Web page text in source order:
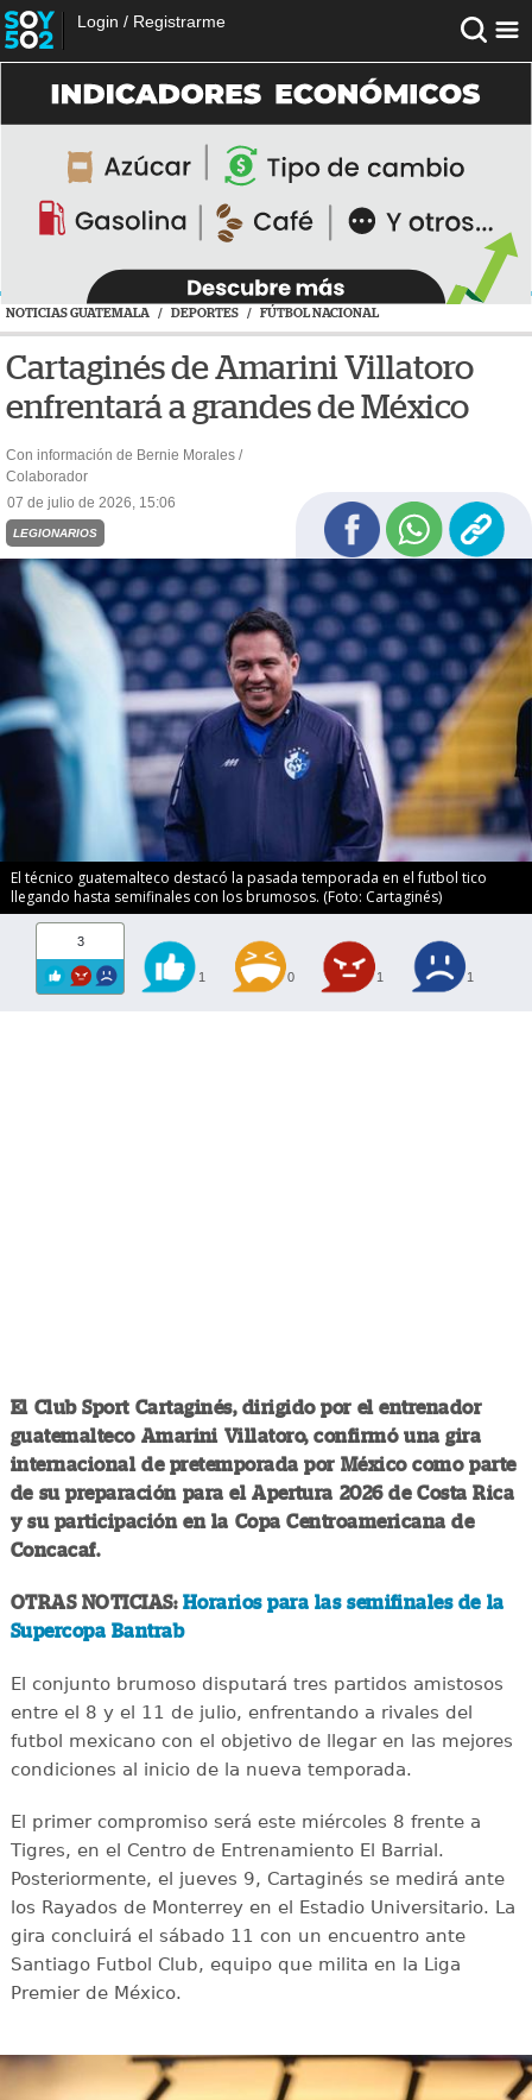
Login / Registrarme
NOTICIAS GUATEMALA / DEPORTES / FÚTBOL NACIONAL
Cartaginés de Amarini Villatoro
enfrentará a grandes de México
Con información de Bernie Morales /
Colaborador
07 de julio de 2026, 15:06
LEGIONARIOS
El técnico guatemalteco destacó la pasada temporada en el futbol tico
llegando hasta semifinales con los brumosos. (Foto: Cartaginés)
3
1 0 1 1
El Club Sport Cartaginés, dirigido por el entrenador
guatemalteco Amarini Villatoro, confirmó una gira
internacional de pretemporada por México como parte
de su preparación para el Apertura 2026 de Costa Rica
y su participación en la Copa Centroamericana de
Concacaf.
OTRAS NOTICIAS: Horarios para las semifinales de la
Supercopa Bantrab
El conjunto brumoso disputará tres partidos amistosos
entre el 8 y el 11 de julio, enfrentando a rivales del
futbol mexicano con el objetivo de llegar en las mejores
condiciones al inicio de la nueva temporada.
El primer compromiso será este miércoles 8 frente a
Tigres, en el Centro de Entrenamiento El Barrial.
Posteriormente, el jueves 9, Cartaginés se medirá ante
los Rayados de Monterrey en el Estadio Universitario. La
gira concluirá el sábado 11 con un encuentro ante
Santiago Futbol Club, equipo que milita en la Liga
Premier de México.